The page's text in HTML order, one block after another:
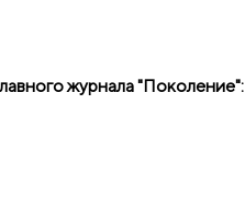
email)
журнала "Поколение":
email)